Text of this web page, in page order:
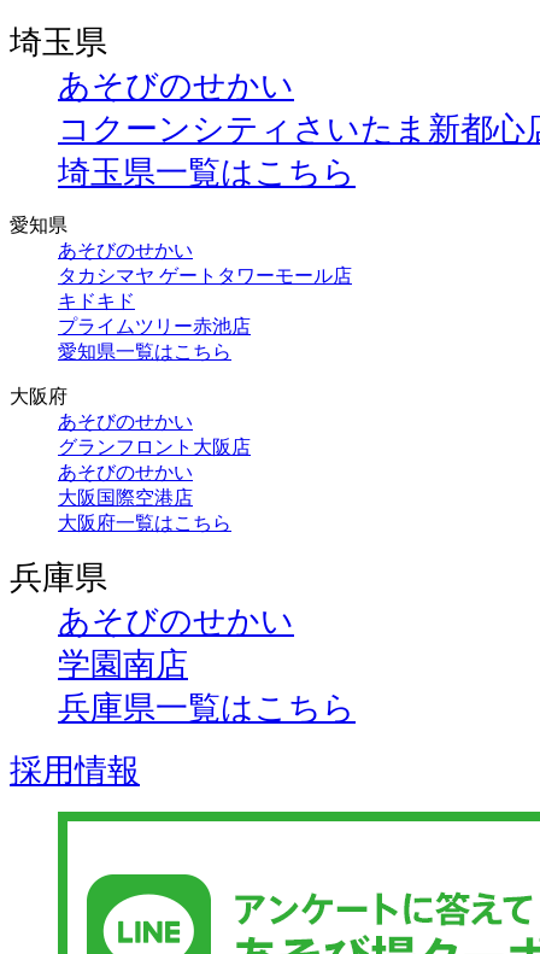
埼玉県
あそびのせかい
コクーンシティさいたま新都心
埼玉県一覧はこちら
愛知県
あそびのせかい
タカシマヤ ゲートタワーモール店
キドキド
プライムツリー赤池店
愛知県一覧はこちら
大阪府
あそびのせかい
グランフロント大阪店
あそびのせかい
大阪国際空港店
大阪府一覧はこちら
兵庫県
あそびのせかい
学園南店
兵庫県一覧はこちら
採用情報